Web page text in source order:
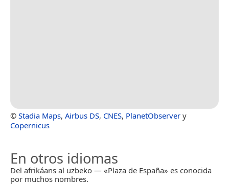
© Stadia Maps, Airbus DS, CNES, PlanetObserver y
Copernicus
En otros idiomas
Del afrikáans al uzbeko — «Plaza de España» es conocida
por muchos nombres.